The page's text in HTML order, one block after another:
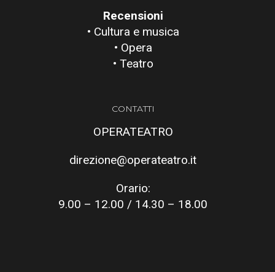
Recensioni
• Cultura e musica
• Opera
• Teatro
CONTATTI
OPERATEATRO
direzione@operateatro.it
Orario:
9.00 – 12.00 / 14.30 – 18.00